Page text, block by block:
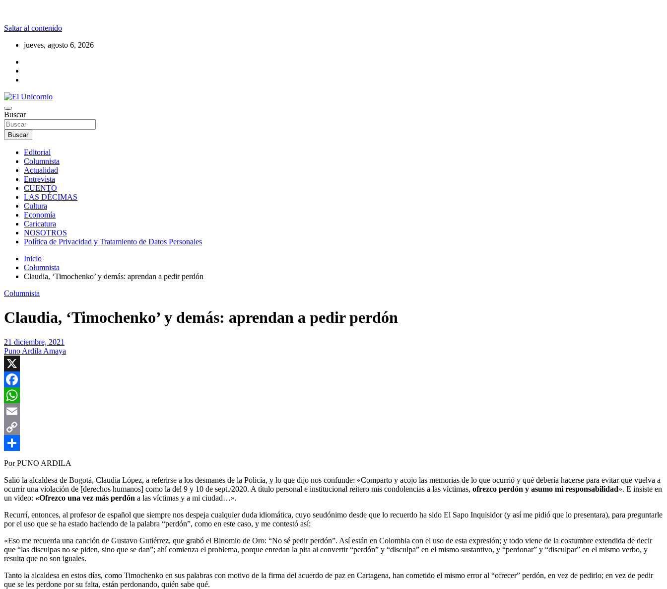
Saltar al contenido
jueves, agosto 6, 2026
El Unicornio
La realidad supera la fantasía
Buscar
Buscar
Editorial
Columnista
Actualidad
Entrevista
CUENTO
LAS DÉCIMAS
Cultura
Economía
Caricatura
NOSOTROS
Política de Privacidad y Tratamiento de Datos Personales
Inicio
Columnista
Claudia, ‘Timochenko’ y demás: aprendan a pedir perdón
Columnista
Claudia, ‘Timochenko’ y demás: aprendan a pedir perdón
21 diciembre, 2021
Puno Ardila Amaya
X
Facebook
WhatsApp
Email
Copy
Link
Compartir
Por PUNO ARDILA
Salió la alcaldesa de Bogotá, Claudia López, a referirse a los desmanes de la Policía, y lo que dijo nos confunde: «Comparto y acojo las memorias de lo que ocurrió y qué debería hacerse para evitar que vuelva a
ocurrir una violación de [derechos humanos] como la del 9 y 10 de sept./2020. A título personal e institucional reitero mis condolencias a las víctimas, ofrezco perdón y asumo mi responsabilidad». E insiste en
un video: «Ofrezco una vez más perdón a las víctimas y a mi ciudad…».
Recurrí, entonces, al profesor de español que siempre nos despeja cualquier duda idiomática, cuyo seudónimo desde que lo recuerdo ha sido El Sapo Inquisidor (y así me pidió que lo presentara), para preguntarle
por el uso que se ha estado haciendo de la palabra “perdón”, como en este caso, y me contestó así:
«Eso me recuerda una canción de Gustavo Gutiérrez, que grabó el Binomio de Oro: “No sé pedir perdón”. Así están en Colombia con el uso de esta expresión; y todo viene de la costumbre extendida de decir
que “las disculpas no se piden, sino que se dan”; ahí comienza el problema, porque enredan la pita al convertir “perdón” y “disculpa” en el mismo sustantivo, y “perdonar” y “disculpar” en el mismo verbo, y
resulta que no son iguales.
Tanto la alcaldesa en estos días, como Timochenko en sus palabras con motivo de la firma del acuerdo de paz en Cartagena, han cometido el mismo error al “ofrecer” perdón, en vez de pedirlo; en vez de pedir
que se les perdone por su falta, están perdonando, quién sabe qué.